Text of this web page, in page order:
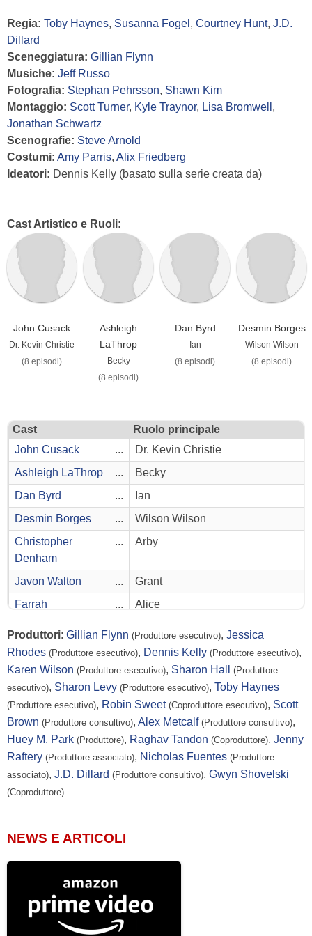
Regia: Toby Haynes, Susanna Fogel , Courtney Hunt, J.D.
Dillard
Sceneggiatura: Gillian Flynn
Musiche: Jeff Russo
Fotografia: Stephan Pehrsson, Shawn Kim
Montaggio: Scott Turner, Kyle Traynor, Lisa Bromwell ,
Jonathan Schwartz
Scenografie: Steve Arnold
Costumi: Amy Parris, Alix Friedberg
Ideatori: Dennis Kelly (basato sulla serie creata da)
Cast Artistico e Ruoli:
John Cusack
Dr. Kevin Christie
(8 episodi)
Ashleigh
LaThrop
Becky
(8 episodi)
Dan Byrd
Ian
(8 episodi)
Desmin Borges
Wilson Wilson
(8 episodi)
Cast
Ruolo principale
John Cusack
...
Dr. Kevin Christie
Ashleigh LaThrop
...
Becky
Dan Byrd
...
Ian
Desmin Borges
...
Wilson Wilson
Christopher
Denham
... Arby
Javon Walton ...
Grant
Farrah
... Alice
Jeanine Serralles ...
Colleen
Rainn Wilson
...
Michael Stearns
Sasha Lane
...
Jessica Hyde
Bernard Gilbert
...
Steve/Christie Minion #1
Hadley Robinson
...
-
Jessica Rothe
Meg Warner
...
Telegiornalista Nazionale #4
Demetrios Troy
...
Crystal Fox
...
Felisha Terrell
...
-
Produttori: Gillian Flynn (Produttore esecutivo), Jessica
Rhodes (Produttore esecutivo), Dennis Kelly (Produttore esecutivo),
Karen Wilson (Produttore esecutivo), Sharon Hall
(Produttore
esecutivo), Sharon Levy (Produttore esecutivo), Toby Haynes
(Produttore esecutivo), Robin Sweet (Coproduttore esecutivo), Scott
Brown (Produttore consultivo), Alex Metcalf (Produttore consultivo),
Huey M. Park (Produttore), Raghav Tandon (Coproduttore), Jenny
Raftery (Produttore associato), Nicholas Fuentes (Produttore
associato), J.D. Dillard (Produttore consultivo), Gwyn Shovelski
(Coproduttore)
NEWS E ARTICOLI